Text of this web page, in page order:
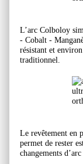
L’arc Colboloy
- Cobalt -
résistant et
traditionnel.
Le revêtement en
permet de rester
changements